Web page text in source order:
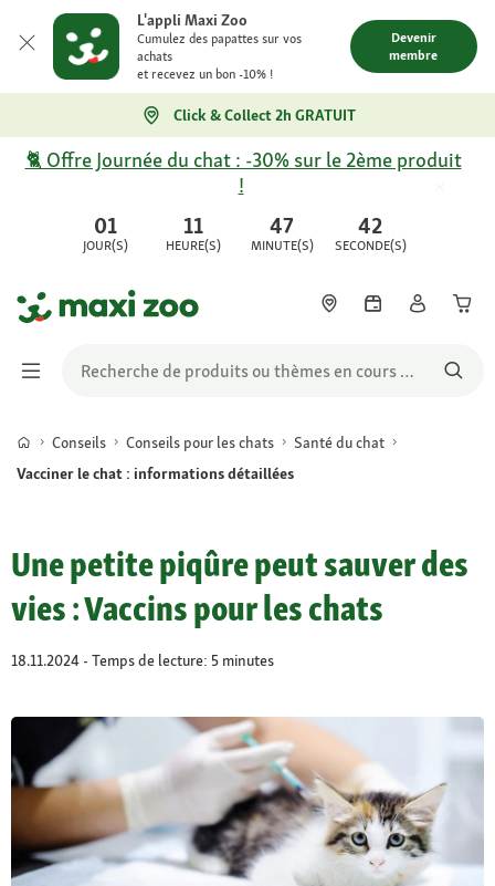
L'appli Maxi Zoo
Cumulez des papattes sur vos
achats
et recevez un bon -10% !
Devenir
membre
Click & Collect 2h GRATUIT
01
JOUR(S)
11
HEURE(S)
47
MINUTE(S)
42
SECONDE(S)
🐈 Offre Journée du chat : -30% sur le 2ème produit
!
Conseils Conseils pour les chats
Santé du chat
Vacciner le chat : informations détaillées
Une petite piqûre peut sauver des
vies : Vaccins pour les chats
18.11.2024 - Temps de lecture: 5 minutes